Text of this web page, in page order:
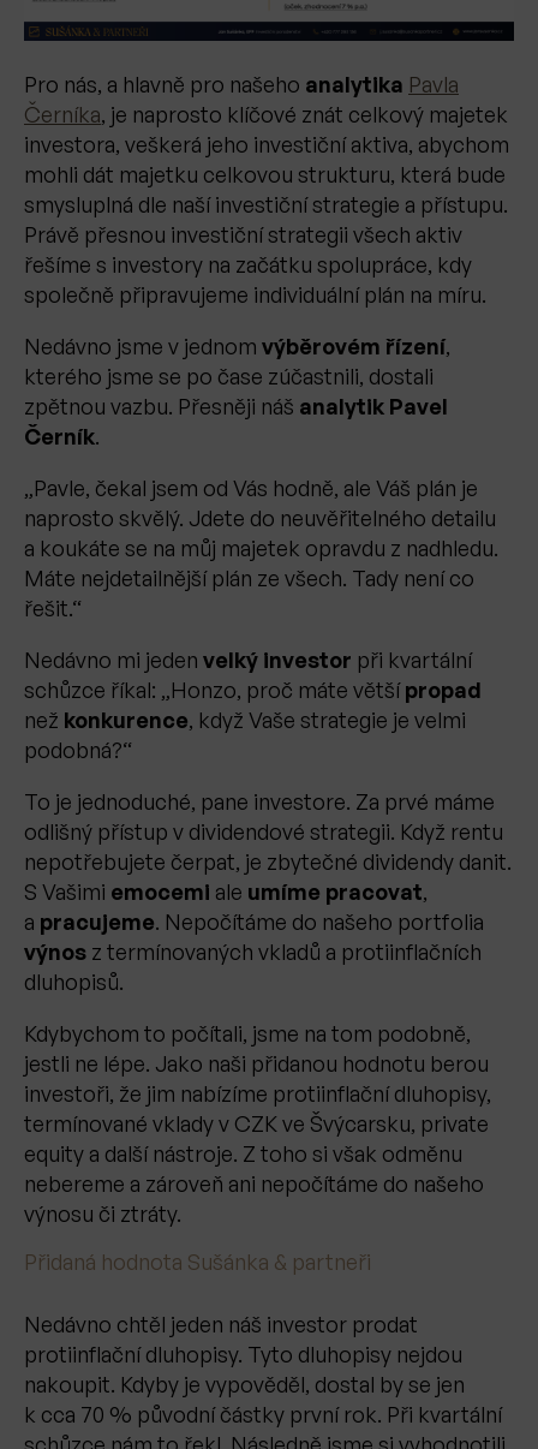
Pro nás, a hlavně pro našeho analytika Pavla
Černíka, je naprosto klíčové znát celkový majetek
investora, veškerá jeho investiční aktiva, abychom
mohli dát majetku celkovou strukturu, která bude
smysluplná dle naší investiční strategie a přístupu.
Právě přesnou investiční strategii všech aktiv
řešíme s investory na začátku spolupráce, kdy
společně připravujeme individuální plán na míru.
Nedávno jsme v jednom výběrovém řízení,
kterého jsme se po čase zúčastnili, dostali
zpětnou vazbu. Přesněji náš analytik Pavel
Černík.
„Pavle, čekal jsem od Vás hodně, ale Váš plán je
naprosto skvělý. Jdete do neuvěřitelného detailu
a koukáte se na můj majetek opravdu z nadhledu.
Máte nejdetailnější plán ze všech. Tady není co
řešit.“
Nedávno mi jeden velký investor při kvartální
schůzce říkal: „Honzo, proč máte většípropad
než konkurence, když Vaše strategie je velmi
podobná?“
To je jednoduché, pane investore. Za prvé máme
odlišný přístup v dividendové strategii. Když rentu
nepotřebujete čerpat, je zbytečné dividendy danit.
S Vašimi emocemi ale umíme pracovat,
a pracujeme. Nepočítáme do našeho portfolia
výnos z termínovaných vkladů a protiinflačních
dluhopisů.
Kdybychom to počítali, jsme na tom podobně,
jestli ne lépe. Jako naši přidanou hodnotu berou
investoři, že jim nabízíme protiinflační dluhopisy,
termínované vklady v CZK ve Švýcarsku, private
equity a další nástroje. Z toho si však odměnu
nebereme a zároveň ani nepočítáme do našeho
výnosu či ztráty.
Přidaná hodnota Sušánka & partneři
Nedávno chtěl jeden náš investor prodat
protiinflační dluhopisy. Tyto dluhopisy nejdou
nakoupit. Kdyby je vypověděl, dostal by se jen
k cca 70 % původní částky první rok. Při kvartální